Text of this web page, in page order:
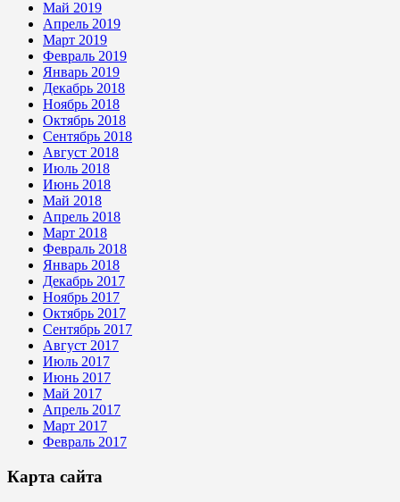
Май 2019
Апрель 2019
Март 2019
Февраль 2019
Январь 2019
Декабрь 2018
Ноябрь 2018
Октябрь 2018
Сентябрь 2018
Август 2018
Июль 2018
Июнь 2018
Май 2018
Апрель 2018
Март 2018
Февраль 2018
Январь 2018
Декабрь 2017
Ноябрь 2017
Октябрь 2017
Сентябрь 2017
Август 2017
Июль 2017
Июнь 2017
Май 2017
Апрель 2017
Март 2017
Февраль 2017
Карта сайта